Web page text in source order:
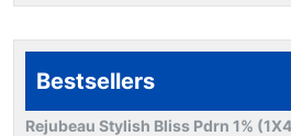
Bestsellers
Rejubeau Stylish Bliss Pdrn 1%